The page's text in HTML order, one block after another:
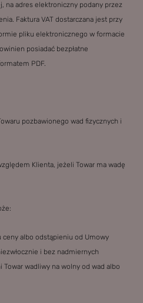
na adres elektroniczny podany przez
Faktura VAT dostarczana jest przy
pliku elektronicznego w formacie
posiadać bezpłatne
PDF.
pozbawionego wad fizycznych i
Klienta, jeżeli Towar ma wadę
ceny albo odstąpieniu od Umowy
i bez nadmiernych
wadliwy na wolny od wad albo